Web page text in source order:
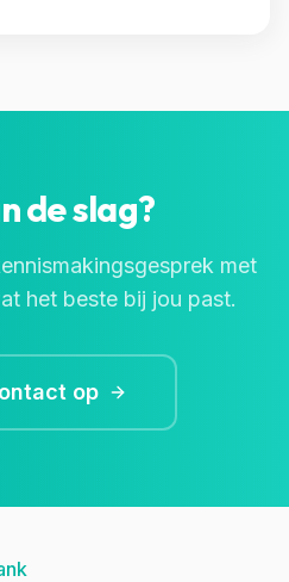
de slag?
met
het beste bij jou past.
op